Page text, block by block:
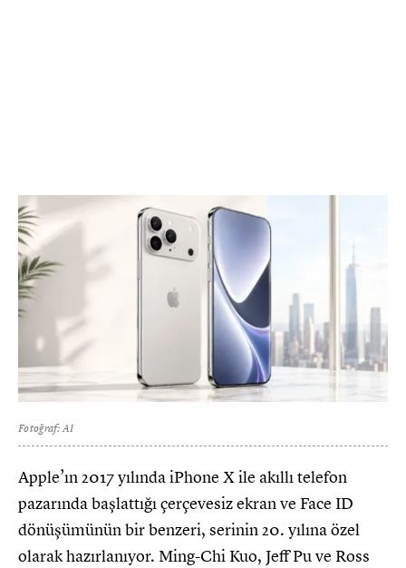
Fotoğraf: AI
Apple’ın 2017 yılında iPhone X ile akıllı telefon
pazarında başlattığı çerçevesiz ekran ve Face ID
dönüşümünün bir benzeri, serinin 20. yılına özel
olarak hazırlanıyor. Ming-Chi Kuo, Jeff Pu ve Ross